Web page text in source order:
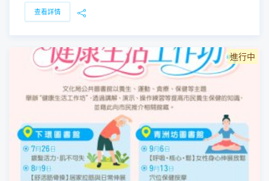
查看詳情
進行中